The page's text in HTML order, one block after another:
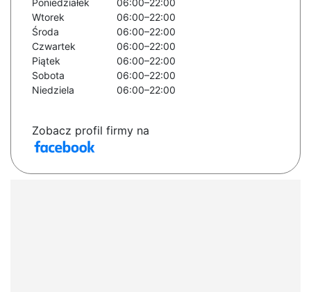
Poniedziałek
06:00–22:00
Wtorek
06:00–22:00
Środa
06:00–22:00
Czwartek
06:00–22:00
Piątek
06:00–22:00
Sobota
06:00–22:00
Niedziela
06:00–22:00
Zobacz profil firmy na